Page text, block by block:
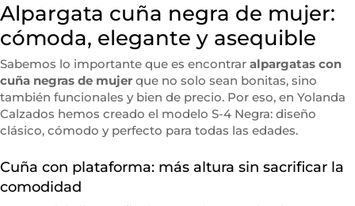
Alpargata cuña negra de mujer:
cómoda, elegante y asequible
Sabemos lo importante que es encontrar alpargatas con
cuña negras de mujer que no solo sean bonitas, sino
también funcionales y bien de precio. Por eso, en Yolanda
Calzados hemos creado el modelo S-4 Negra: diseño
clásico, cómodo y perfecto para todas las edades.
Cuña con plataforma: más altura sin sacrificar la
comodidad